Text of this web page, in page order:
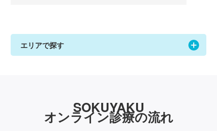
エリアで探す
SOKUYAKU
オンライン診療の流れ